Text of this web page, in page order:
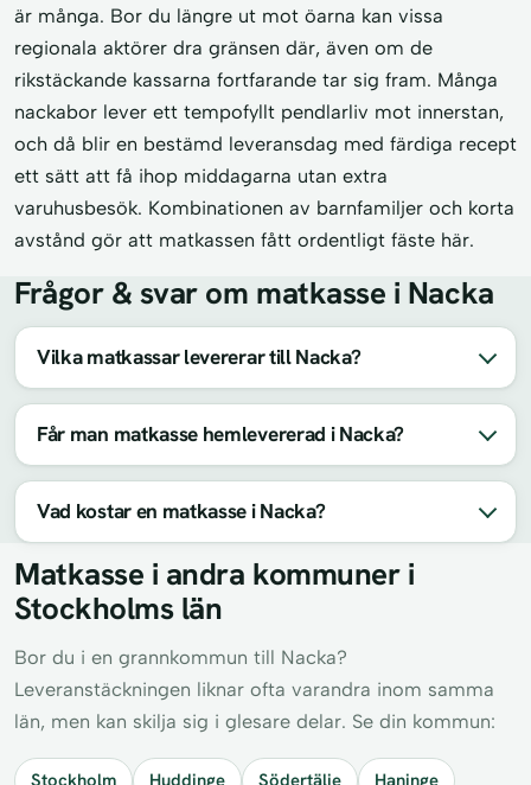
är många. Bor du längre ut mot öarna kan vissa
regionala aktörer dra gränsen där, även om de
rikstäckande kassarna fortfarande tar sig fram. Många
nackabor lever ett tempofyllt pendlarliv mot innerstan,
och då blir en bestämd leveransdag med färdiga recept
ett sätt att få ihop middagarna utan extra
varuhusbesök. Kombinationen av barnfamiljer och korta
avstånd gör att matkassen fått ordentligt fäste här.
Frågor & svar om matkasse i Nacka
Vilka matkassar levererar till Nacka?
Får man matkasse hemlevererad i Nacka?
Vad kostar en matkasse i Nacka?
Matkasse i andra kommuner i
Stockholms län
Bor du i en grannkommun till Nacka?
Leveranstäckningen liknar ofta varandra inom samma
län, men kan skilja sig i glesare delar. Se din kommun:
Stockholm Huddinge Södertälje
Haninge